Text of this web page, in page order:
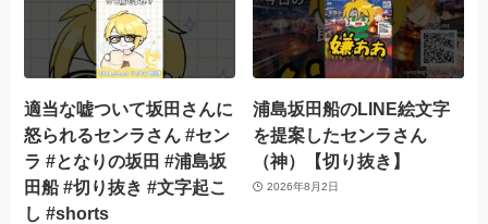
適当な嘘ついて坂田さんに
怒られるセンラさん #セン
ラ #となりの坂田 #浦島坂
田船 #切り抜き #文字起こ
し #shorts
浦島坂田船のLINE絵文字
を提案したセンラさん
（神）【切り抜き】
2026年8月2日